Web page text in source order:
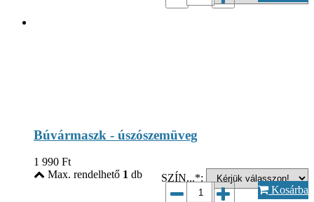
Búvármaszk - úszószemüveg
1 990 Ft
SZÍN...*:
Max. rendelhető 1 db
Kosárba